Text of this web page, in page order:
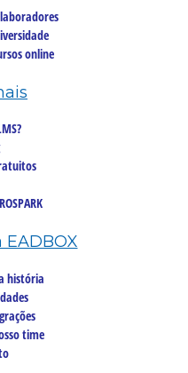
online
EADBOX
história
time